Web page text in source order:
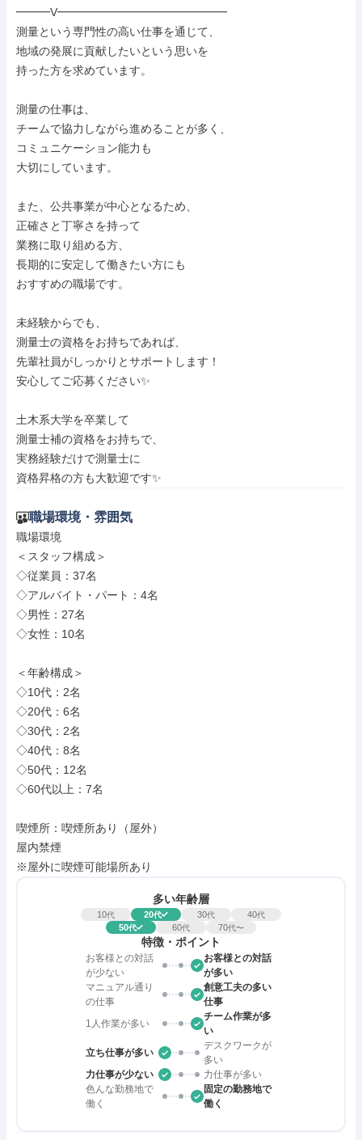
━━━V━━━━━━━━━━━━━━━
測量という専門性の高い仕事を通じて、
地域の発展に貢献したいという思いを
持った方を求めています。
測量の仕事は、
チームで協力しながら進めることが多く、
コミュニケーション能力も
大切にしています。
また、公共事業が中心となるため、
正確さと丁寧さを持って
業務に取り組める方、
長期的に安定して働きたい方にも
おすすめの職場です。
未経験からでも、
測量士の資格をお持ちであれば、
先輩社員がしっかりとサポートします！
安心してご応募ください✨
土木系大学を卒業して
測量士補の資格をお持ちで、
実務経験だけで測量士に
資格昇格の方も大歓迎です✨
職場環境・雰囲気
職場環境
＜スタッフ構成＞
◇従業員：37名
◇アルバイト・パート：4名
◇男性：27名
◇女性：10名
＜年齢構成＞
◇10代：2名
◇20代：6名
◇30代：2名
◇40代：8名
◇50代：12名
◇60代以上：7名
喫煙所：喫煙所あり（屋外）
屋内禁煙
※屋外に喫煙可能場所あり
多い年齢層
10代 20代 30代 40代
50代 60代 70代〜
特徴・ポイント
お客様との対話
が少ない
お客様との対話
が多い
マニュアル通り
の仕事
創意工夫の多い
仕事
1人作業が多い
チーム作業が多
い
立ち仕事が多い
デスクワークが
多い
力仕事が少ない
力仕事が多い
色んな勤務地で
働く
固定の勤務地で
働く